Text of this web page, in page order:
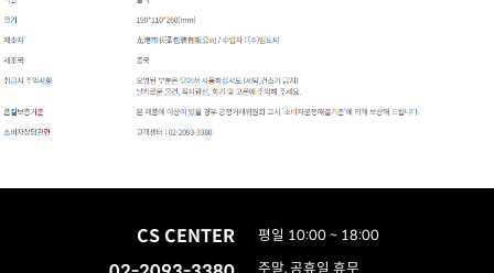
CS CENTER
평일 10:00 ~ 18:00
주말, 공휴일 휴무